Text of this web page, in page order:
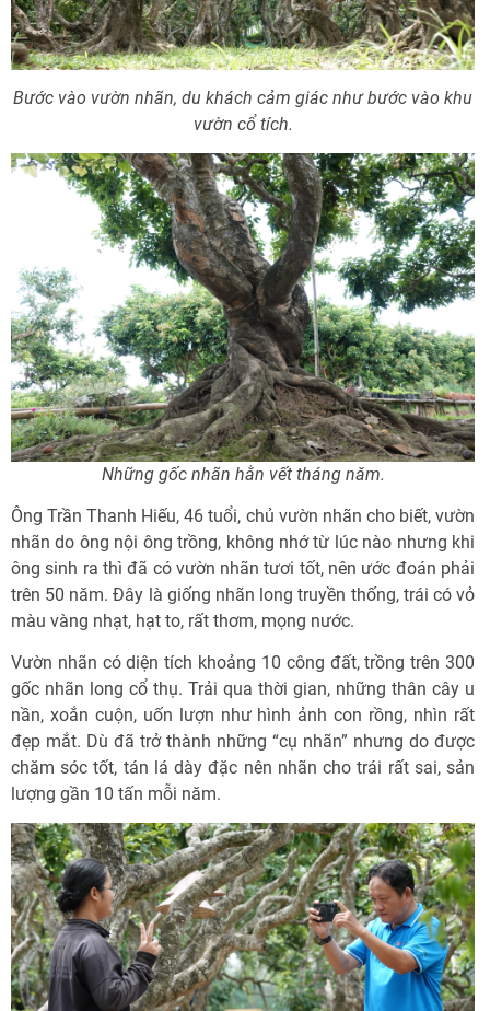
Bước vào vườn nhãn, du khách cảm giác như bước vào khu
vườn cổ tích.
Những gốc nhãn hằn vết tháng năm.
Ông Trần Thanh Hiếu, 46 tuổi, chủ vườn nhãn cho biết, vườn
nhãn do ông nội ông trồng, không nhớ từ lúc nào nhưng khi
ông sinh ra thì đã có vườn nhãn tươi tốt, nên ước đoán phải
trên 50 năm. Đây là giống nhãn long truyền thống, trái có vỏ
màu vàng nhạt, hạt to, rất thơm, mọng nước.
Vườn nhãn có diện tích khoảng 10 công đất, trồng trên 300
gốc nhãn long cổ thụ. Trải qua thời gian, những thân cây u
nần, xoắn cuộn, uốn lượn như hình ảnh con rồng, nhìn rất
đẹp mắt. Dù đã trở thành những “cụ nhãn” nhưng do được
chăm sóc tốt, tán lá dày đặc nên nhãn cho trái rất sai, sản
lượng gần 10 tấn mỗi năm.